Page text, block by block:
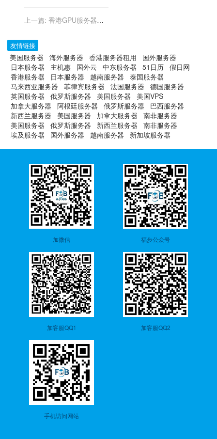
上一篇: 香港GPU服务器：
友情链接
美国服务器 海外服务器 香港服务器租用
国外服务器
日本服务器
主机惠 国外云 中东服务器 51日历 假日网
香港服务器
日本服务器 越南服务器
泰国服务器
马来西亚服务器
菲律宾服务器 法国服务器
德国服务器
英国服务器
俄罗斯服务器 美国服务器
美国VPS
加拿大服务器
阿根廷服务器 俄罗斯服务器
巴西服务器
新西兰服务器
美国服务器 加拿大服务器
南非服务器
美国服务器
俄罗斯服务器 新西兰服务器
南非服务器
埃及服务器
国外服务器 越南服务器 新加坡服务器
加微信 福步公众号
加客服QQ1 加客服QQ2
手机访问网站